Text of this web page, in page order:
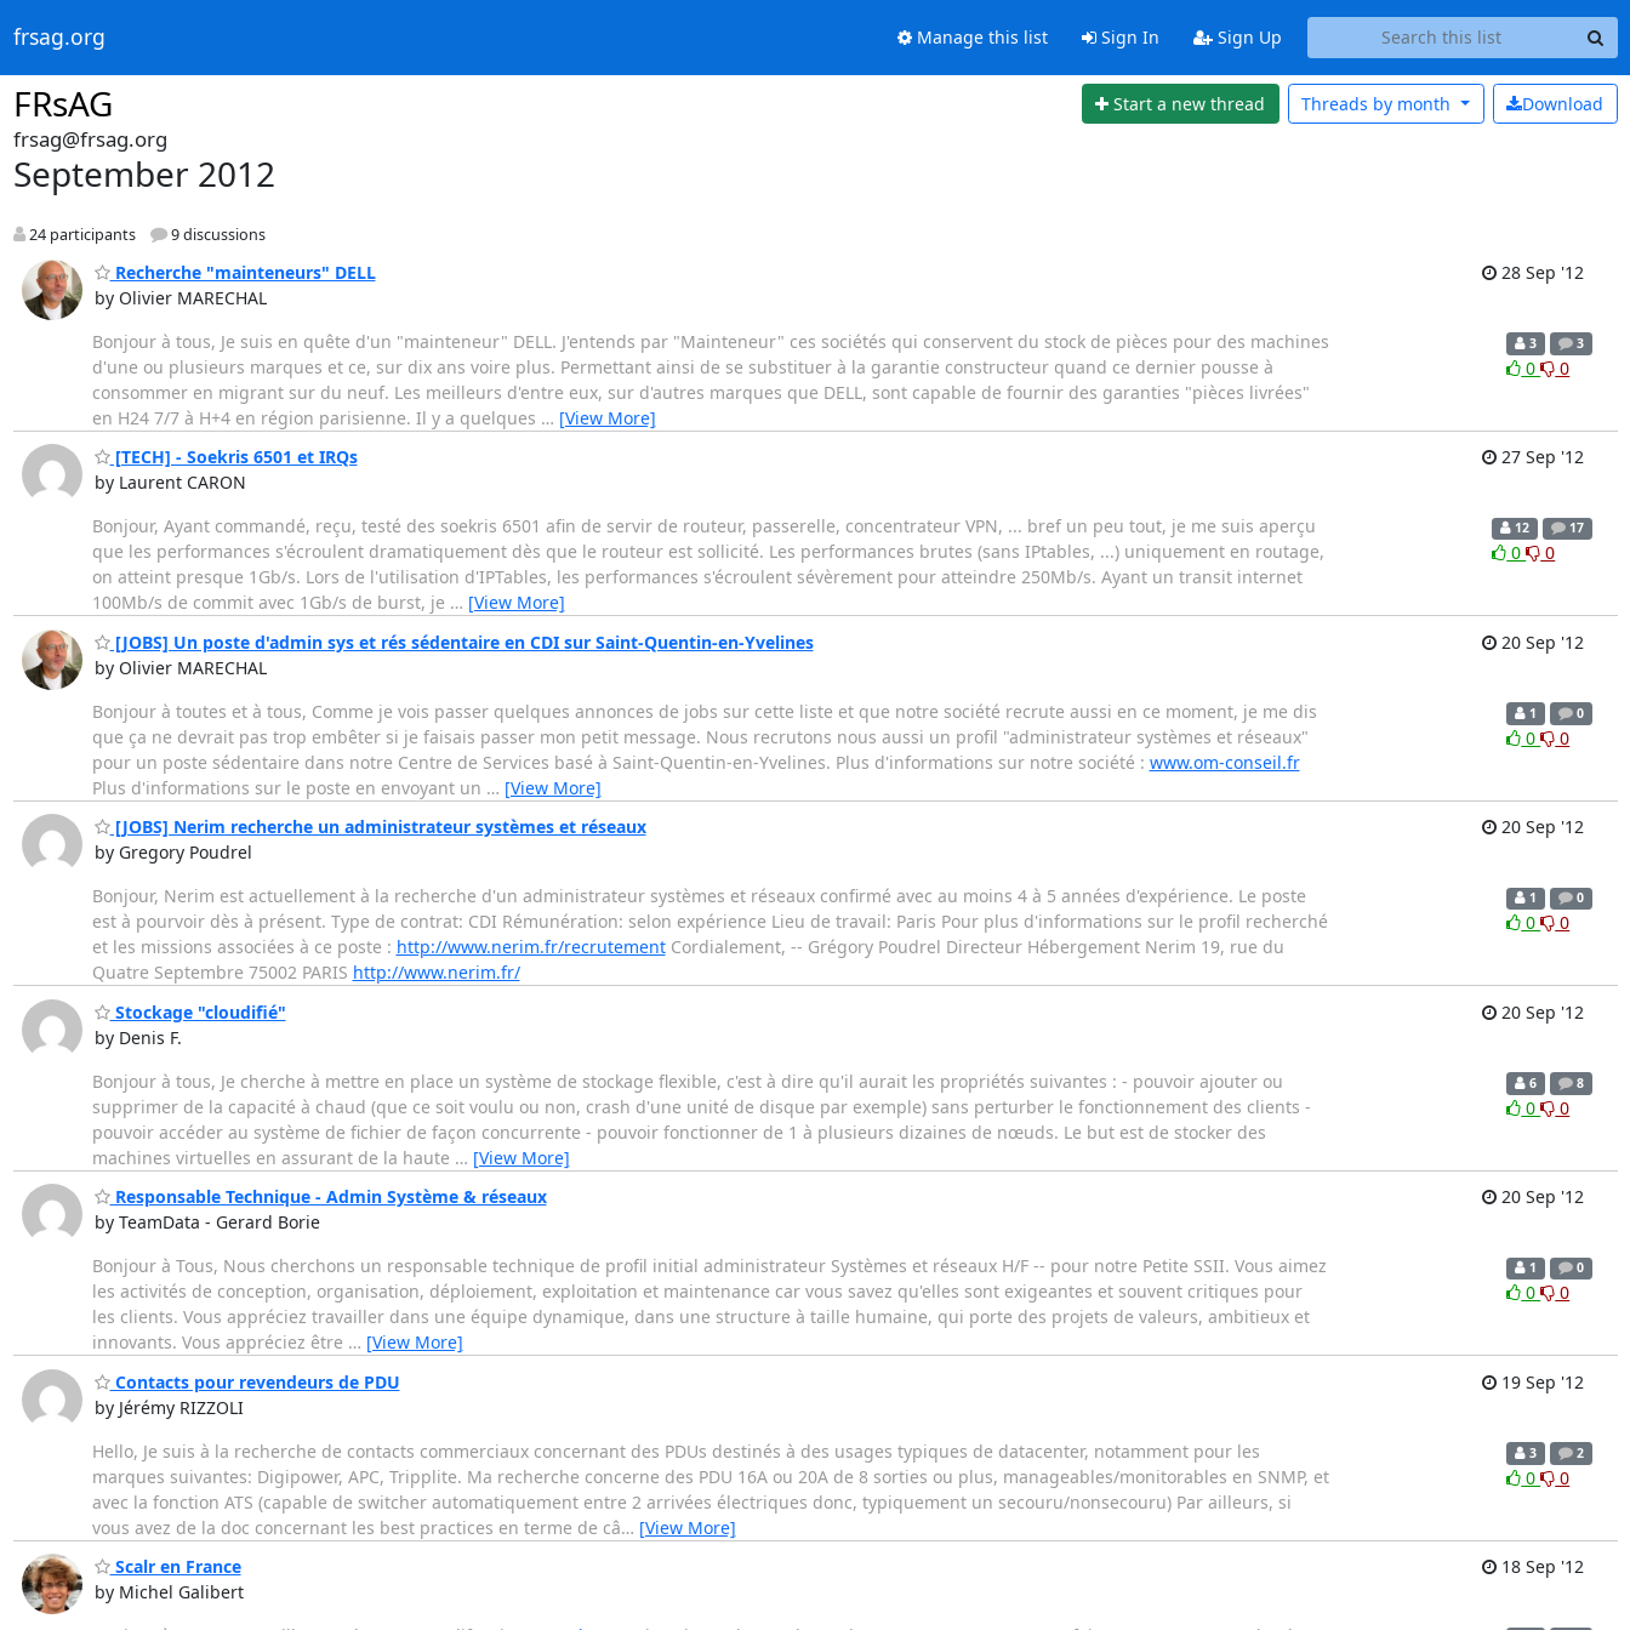
frsag.org Manage this list Sign In Sign Up
FRsAG Start a new thread Download
Threads by month
frsag@frsag.org
September 2012
24 participants 9 discussions
Recherche "mainteneurs" DELL
by Olivier MARECHAL
28 Sep '12
Bonjour à tous, Je suis en quête d'un "mainteneur" DELL. J'entends par "Mainteneur" ces sociétés qui conservent du stock de pièces pour des machines
d'une ou plusieurs marques et ce, sur dix ans voire plus. Permettant ainsi de se substituer à la garantie constructeur quand ce dernier pousse à
consommer en migrant sur du neuf. Les meilleurs d'entre eux, sur d'autres marques que DELL, sont capable de fournir des garanties "pièces livrées"
en H24 7/7 à H+4 en région parisienne. Il y a quelques … [View More]
3 3
0 0
[TECH] - Soekris 6501 et IRQs
by Laurent CARON
27 Sep '12
Bonjour, Ayant commandé, reçu, testé des soekris 6501 afin de servir de routeur, passerelle, concentrateur VPN, ... bref un peu tout, je me suis aperçu
que les performances s'écroulent dramatiquement dès que le routeur est sollicité. Les performances brutes (sans IPtables, ...) uniquement en routage,
on atteint presque 1Gb/s. Lors de l'utilisation d'IPTables, les performances s'écroulent sévèrement pour atteindre 250Mb/s. Ayant un transit internet
100Mb/s de commit avec 1Gb/s de burst, je … [View More]
12 17
0 0
[JOBS] Un poste d'admin sys et rés sédentaire en CDI sur Saint-Quentin-en-Yvelines
by Olivier MARECHAL
20 Sep '12
Bonjour à toutes et à tous, Comme je vois passer quelques annonces de jobs sur cette liste et que notre société recrute aussi en ce moment, je me dis
que ça ne devrait pas trop embêter si je faisais passer mon petit message. Nous recrutons nous aussi un profil "administrateur systèmes et réseaux"
pour un poste sédentaire dans notre Centre de Services basé à Saint-Quentin-en-Yvelines. Plus d'informations sur notre société : www.om-conseil.fr
Plus d'informations sur le poste en envoyant un … [View More]
1 0
0 0
[JOBS] Nerim recherche un administrateur systèmes et réseaux
by Gregory Poudrel
20 Sep '12
Bonjour, Nerim est actuellement à la recherche d'un administrateur systèmes et réseaux confirmé avec au moins 4 à 5 années d'expérience. Le poste
est à pourvoir dès à présent. Type de contrat: CDI Rémunération: selon expérience Lieu de travail: Paris Pour plus d'informations sur le profil recherché
et les missions associées à ce poste : http://www.nerim.fr/recrutementCordialement, -- Grégory Poudrel Directeur Hébergement Nerim 19, rue du
Quatre Septembre 75002 PARIS http://www.nerim.fr/
1 0
0 0
Stockage "cloudifié"
by Denis F.
20 Sep '12
Bonjour à tous, Je cherche à mettre en place un système de stockage flexible, c'est à dire qu'il aurait les propriétés suivantes : - pouvoir ajouter ou
supprimer de la capacité à chaud (que ce soit voulu ou non, crash d'une unité de disque par exemple) sans perturber le fonctionnement des clients -
pouvoir accéder au système de fichier de façon concurrente - pouvoir fonctionner de 1 à plusieurs dizaines de nœuds. Le but est de stocker des
machines virtuelles en assurant de la haute … [View More]
6 8
0 0
Responsable Technique - Admin Système & réseaux
by TeamData - Gerard Borie
20 Sep '12
Bonjour à Tous, Nous cherchons un responsable technique de profil initial administrateur Systèmes et réseaux H/F -- pour notre Petite SSII. Vous aimez
les activités de conception, organisation, déploiement, exploitation et maintenance car vous savez qu'elles sont exigeantes et souvent critiques pour
les clients. Vous appréciez travailler dans une équipe dynamique, dans une structure à taille humaine, qui porte des projets de valeurs, ambitieux et
innovants. Vous appréciez être … [View More]
1 0
0 0
Contacts pour revendeurs de PDU
by Jérémy RIZZOLI
19 Sep '12
Hello, Je suis à la recherche de contacts commerciaux concernant des PDUs destinés à des usages typiques de datacenter, notamment pour les
marques suivantes: Digipower, APC, Tripplite. Ma recherche concerne des PDU 16A ou 20A de 8 sorties ou plus, manageables/monitorables en SNMP, et
avec la fonction ATS (capable de switcher automatiquement entre 2 arrivées électriques donc, typiquement un secouru/nonsecouru) Par ailleurs, si
vous avez de la doc concernant les best practices en terme de câ… [View More]
3 2
0 0
Scalr en France
by Michel Galibert
18 Sep '12